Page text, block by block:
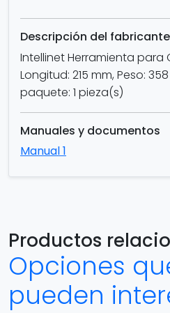
Descripción del fabricante
Intellinet Herramienta para
Longitud: 215 mm, Peso:
paquete: 1 pieza(s)
Manuales y documentos
Manual 1
Productos
Opciones
pueden